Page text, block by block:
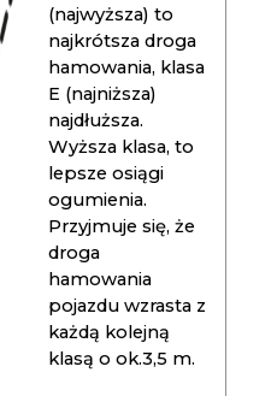
(najwyższa) to
najkrótsza droga
hamowania, klasa
E (najniższa)
najdłuższa.
Wyższa klasa, to
lepsze osiągi
ogumienia.
Przyjmuje się, że
droga
hamowania
pojazdu wzrasta z
każdą kolejną
klasą o ok.3,5 m.